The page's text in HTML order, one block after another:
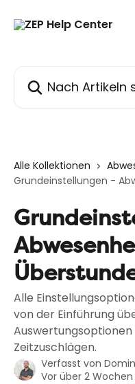
Alle Kollektionen
Grundeinstellungen -
Alle
von der Einführung
Auswertungsoptionen
Zeitzuschlägen.
Verfasst von
Vor über 2